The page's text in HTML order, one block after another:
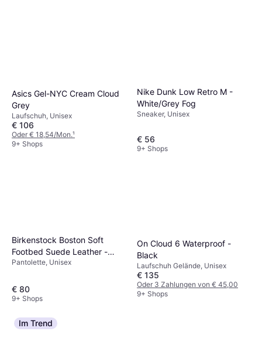
Asics Gel-NYC Cream Cloud
Grey
Laufschuh, Unisex
€ 106
Oder € 18,54/Mon.¹
9+ Shops
Nike Dunk Low Retro M -
White/Grey Fog
Sneaker, Unisex
€ 56
9+ Shops
Birkenstock Boston Soft
Footbed Suede Leather -
Taupe
Pantolette, Unisex
€ 80
9+ Shops
On Cloud 6 Waterproof -
Black
Laufschuh Gelände, Unisex
€ 135
Oder 3 Zahlungen von € 45,00
9+ Shops
Im Trend